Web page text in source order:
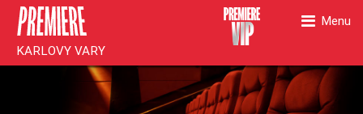
Menu
KARLOVY VARY